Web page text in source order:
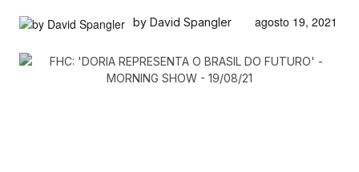
by David Spangler agosto 19, 2021